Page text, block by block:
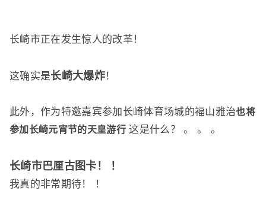
长崎市正在发生惊人的改革！
这确实是长崎大爆炸！
此外，作为特邀嘉宾参加长崎体育场城的福山雅治也将
参加长崎元宵节的天皇游行 这是什么？ 。 。 。
长崎市巴厘古图卡！ ！
我真的非常期待！ ！